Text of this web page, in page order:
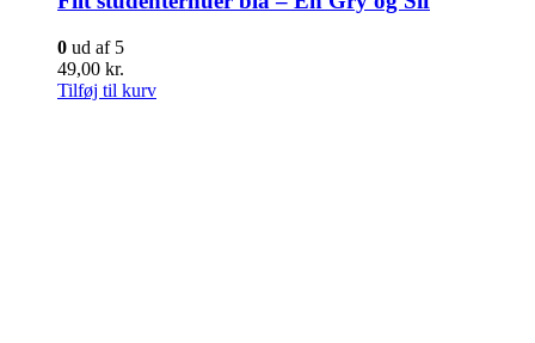
0 ud af 5
49,00 kr.
Tilføj til kurv